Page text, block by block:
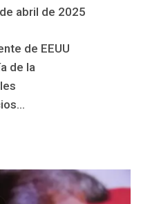
abril de 2025
de EEUU
de la